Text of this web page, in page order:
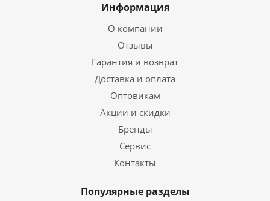
Информация
О компании
Отзывы
Гарантия и возврат
Доставка и оплата
Оптовикам
Акции и скидки
Бренды
Сервис
Контакты
Популярные разделы